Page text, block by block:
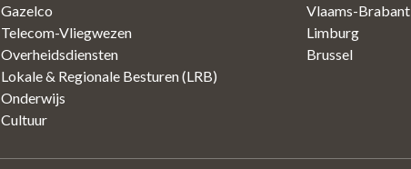
Gazelco
Telecom-Vliegwezen
Overheidsdiensten
Lokale & Regionale Besturen (LRB)
Onderwijs
Cultuur
Vlaams-Brabant
Limburg
Brussel